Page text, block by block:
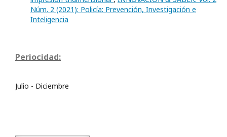
Núm. 2 (2021): Policía: Prevención, Investigación e
Inteligencia
Periocidad:
Julio - Diciembre